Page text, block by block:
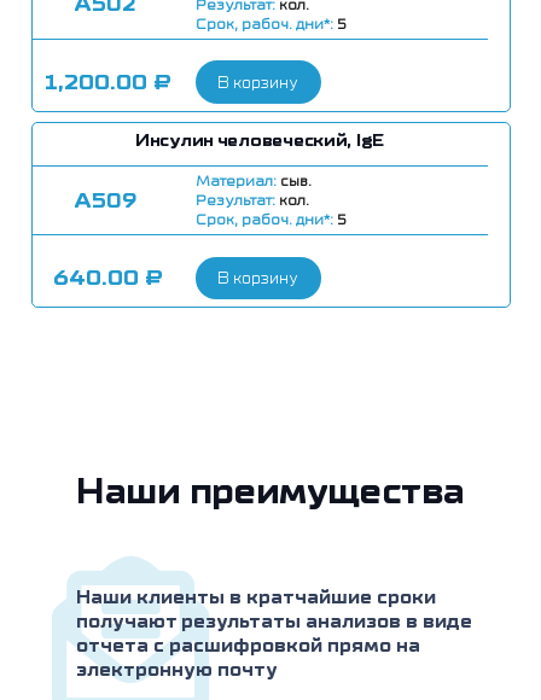
А502 Результат: кол.
Срок, рабоч. дни*: 5
1,200.00 ₽ В корзину
Инсулин человеческий, IgE
А509
Материал: сыв.
Результат: кол.
Срок, рабоч. дни*: 5
640.00 ₽ В корзину
Наши преимущества
Наши клиенты в кратчайшие сроки
получают результаты анализов в виде
отчета с расшифровкой прямо на
электронную почту